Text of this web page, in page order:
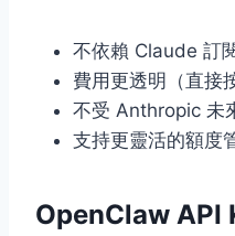
不依賴 Claude 訂
費用更透明（直接
不受 Anthropic 未
支持更靈活的額度
OpenClaw API